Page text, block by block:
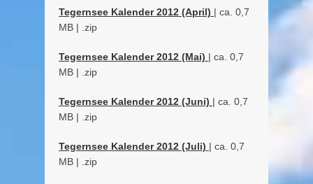
Tegernsee Kalender 2012 (April) | ca. 0,7
MB | .zip
Tegernsee Kalender 2012 (Mai) | ca. 0,7
MB | .zip
Tegernsee Kalender 2012 (Juni) | ca. 0,7
MB | .zip
Tegernsee Kalender 2012 (Juli) | ca. 0,7
MB | .zip